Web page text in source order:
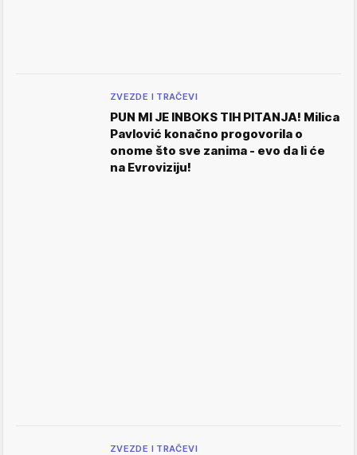
ZVEZDE I TRAČEVI
PUN MI JE INBOKS TIH PITANJA! Milica
Pavlović konačno progovorila o
onome što sve zanima - evo da li će
na Evroviziju!
ZVEZDE I TRAČEVI